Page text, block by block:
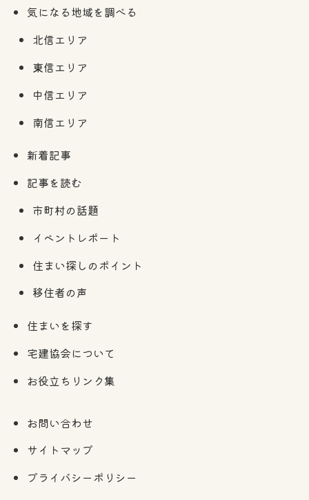
気になる地域を調べる
北信エリア
東信エリア
中信エリア
南信エリア
新着記事
記事を読む
市町村の話題
イベントレポート
住まい探しのポイント
移住者の声
住まいを探す
宅建協会について
お役立ちリンク集
お問い合わせ
サイトマップ
プライバシーポリシー